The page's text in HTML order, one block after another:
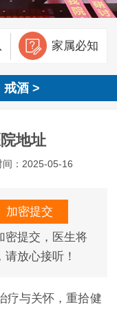
家属必知
戒酒 >
地址
间：2025-05-16
密提交，医生将
请放心接听！
疗与关怀，重拾健